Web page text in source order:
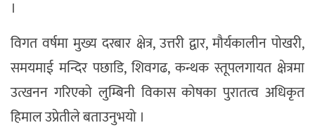
।
विगत वर्षमा मुख्य दरबार क्षेत्र, उत्तरी द्वार, मौर्यकालीन पोखरी,
समयमाई मन्दिर पछाडि, शिवगढ, कन्थक स्तूपलगायत क्षेत्रमा
उत्खनन गरिएको लुम्बिनी विकास कोषका पुरातत्व अधिकृत
हिमाल उप्रेतीले बताउनुभयो ।